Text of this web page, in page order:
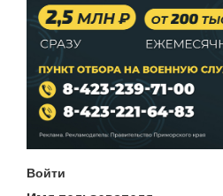
Войти